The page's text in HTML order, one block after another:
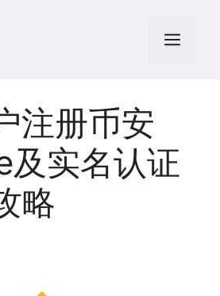
菜
注册币安
及实名认证
略